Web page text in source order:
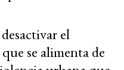
el
se alimenta de